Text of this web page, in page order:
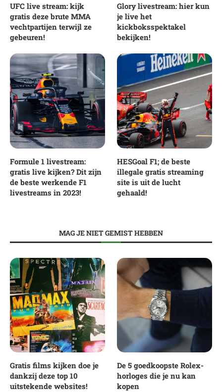
UFC live stream: kijk
gratis deze brute MMA
vechtpartijen terwijl ze
gebeuren!
Glory livestream: hier kun
je live het
kickboksspektakel
bekijken!
Formule 1 livestream:
gratis live kijken? Dit zijn
de beste werkende F1
livestreams in 2023!
HESGoal F1; de beste
illegale gratis streaming
site is uit de lucht
gehaald!
MAG JE NIET GEMIST HEBBEN
Gratis films kijken doe je
dankzij deze top 10
uitstekende websites!
De 5 goedkoopste Rolex-
horloges die je nu kan
kopen